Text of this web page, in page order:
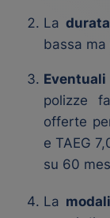
Ladurata
bassa
Eventuali
polizze
offerte
e TAEG
su 60
La